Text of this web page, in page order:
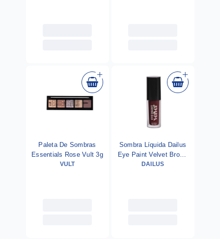
Paleta De Sombras
Essentials Rose Vult 3g
VULT
Sombra Líquida Dailus
Eye Paint Velvet Brown
4ml
DAILUS